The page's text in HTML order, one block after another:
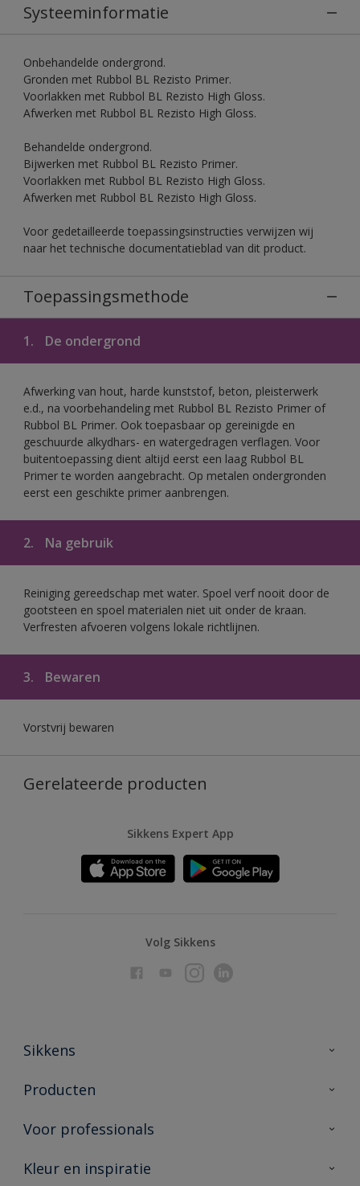
Systeeminformatie
Onbehandelde ondergrond.
Gronden met Rubbol BL Rezisto Primer.
Voorlakken met Rubbol BL Rezisto High Gloss.
Afwerken met Rubbol BL Rezisto High Gloss.
Behandelde ondergrond.
Bijwerken met Rubbol BL Rezisto Primer.
Voorlakken met Rubbol BL Rezisto High Gloss.
Afwerken met Rubbol BL Rezisto High Gloss.
Voor gedetailleerde toepassingsinstructies verwijzen wij
naar het technische documentatieblad van dit product.
Toepassingsmethode
1. De ondergrond
Afwerking van hout, harde kunststof, beton, pleisterwerk
e.d., na voorbehandeling met Rubbol BL Rezisto Primer of
Rubbol BL Primer. Ook toepasbaar op gereinigde en
geschuurde alkydhars- en watergedragen verflagen. Voor
buitentoepassing dient altijd eerst een laag Rubbol BL
Primer te worden aangebracht. Op metalen ondergronden
eerst een geschikte primer aanbrengen.
2. Na gebruik
Reiniging gereedschap met water. Spoel verf nooit door de
gootsteen en spoel materialen niet uit onder de kraan.
Verfresten afvoeren volgens lokale richtlijnen.
3. Bewaren
Vorstvrij bewaren
Gerelateerde producten
Sikkens Expert App
Volg Sikkens
Sikkens
Over Sikkens
Duurzaamheid
Producten
Producten voor binnen
Vind je verkooppunt
Voor professionals
Advies & service
Kleur en inspiratie